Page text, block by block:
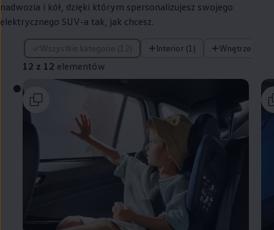
nadwozia i kół, dzięki którym spersonalizujesz swojego
elektrycznego SUV-a tak, jak chcesz.
Wszystkie kategorie (12) Interior (1) Wnętrze (6)
12 z 12 elementów
12 z 12 elementów